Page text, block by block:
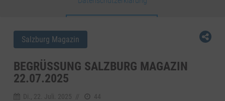
Salzburg Magazin
BEGRÜSSUNG SALZBURG MAGAZIN 2
2.07.2025
Di., 22. Juli. 2025 44